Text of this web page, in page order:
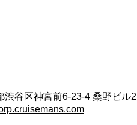
渋谷区神宮前6-23-4 桑野ビル2